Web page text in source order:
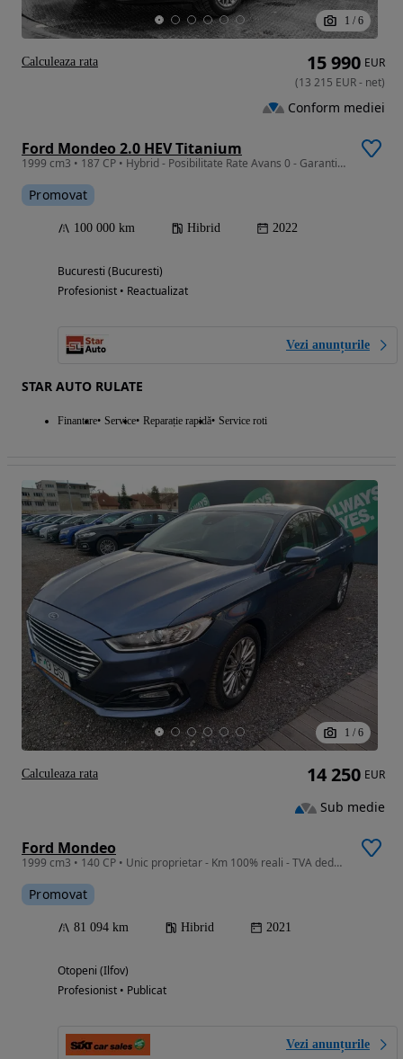
1 / 6
Ford Mondeo 2.0 HEV Titanium
1999 cm3 • 187 CP • Hybrid - Posibilitate Rate Avans 0 - Garantie 12 Luni - IMPECABILA
Promovat
100 000 km Hibrid 2022
Bucuresti (Bucuresti)
Profesionist • Reactualizat
Vezi anunțurile
STAR AUTO RULATE
Finantare Service Reparație rapidă Service roti
15 990 EUR
(13 215 EUR- net)
Conform mediei
Calculeaza rata
1 / 6
Ford Mondeo
1999 cm3 • 140 CP • Unic proprietar - Km 100% reali - TVA deductibil / 140 CP
Promovat
81 094 km Hibrid 2021
Otopeni (Ilfov)
Profesionist • Publicat
Vezi anunțurile
14 250 EUR
Sub medie
Calculeaza rata